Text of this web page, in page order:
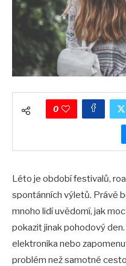
0
Léto je období festivalů,
spontánních výletů. Právě
mnoho lidí uvědomí, jak
pokazit jinak pohodový
elektronika nebo
problém než samotné